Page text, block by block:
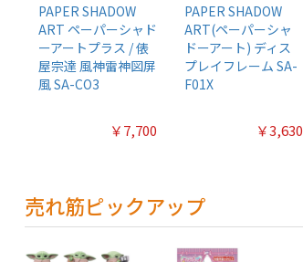
PAPER SHADOW
ART ペーパーシャド
ーアートプラス / 俵
屋宗達 風神雷神図屏
風 SA-CO3
￥7,700
PAPER SHADOW
ART(ペーパーシャ
ドーアート) ディス
プレイフレーム SA-
F01X
￥3,630
売れ筋ピックアップ